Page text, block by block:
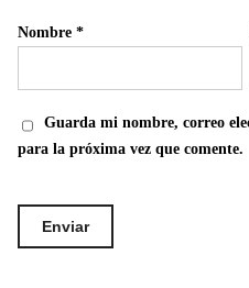
Nombre *
Guarda mi nombre, correo
para la próxima vez que comente.